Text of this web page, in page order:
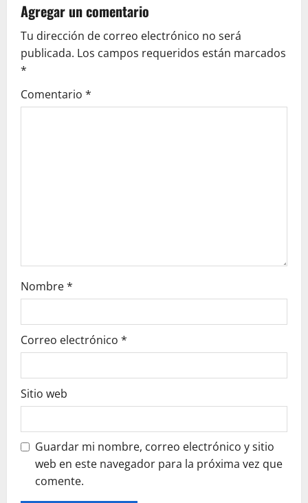
v
i
g
a
Agregar un comentario
Tu dirección de correo electrónico no será
publicada. Los campos requeridos están marcados
*
Comentario *
Nombre*
Correo electrónico *
Sitio web
Guardar mi nombre, correo electrónico y sitio
web en este navegador para la próxima vez que
comente.